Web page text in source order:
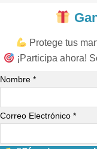
Protege tus
¡Participa ahora!
Nombre *
Correo Electrónico *